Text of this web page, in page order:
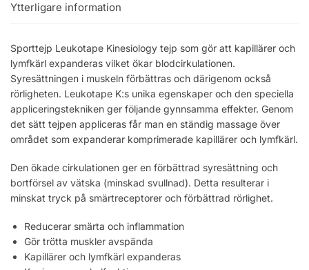
Ytterligare information
Sporttejp Leukotape Kinesiology tejp som gör att kapillärer och
lymfkärl expanderas vilket ökar blodcirkulationen.
Syresättningen i muskeln förbättras och därigenom också
rörligheten. Leukotape K:s unika egenskaper och den speciella
appliceringstekniken ger följande gynnsamma effekter. Genom
det sätt tejpen appliceras får man en ständig massage över
området som expanderar komprimerade kapillärer och lymfkärl.
Den ökade cirkulationen ger en förbättrad syresättning och
bortförsel av vätska (minskad svullnad). Detta resulterar i
minskat tryck på smärtreceptorer och förbättrad rörlighet.
Reducerar smärta och inflammation
Gör trötta muskler avspända
Kapillärer och lymfkärl expanderas